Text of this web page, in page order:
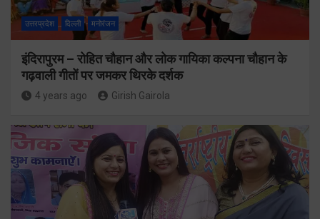
उत्तरप्रदेश दिल्ली मनोरंजन
इंदिरापुरम – रोहित चौहान और लोक गायिका कल्पना चौहान के
गढ़वाली गीतों पर जमकर थिरके दर्शक
4 years ago Girish Gairola